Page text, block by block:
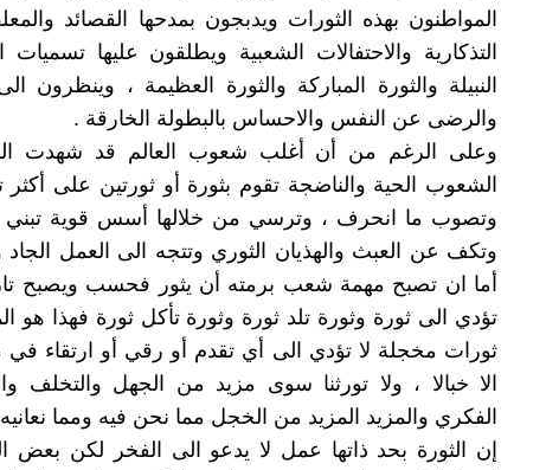
المواطنون بهذه الثورات ويدبجون بمدحها القصائد
التذكارية والاحتفالات الشعبية ويطلقون عليها تسميات
النبيلة والثورة المباركة والثورة العظيمة ، وينظرون
والرضى عن النفس والاحساس بالبطولة الخارقة .
وعلى الرغم من أن أغلب شعوب العالم قد شهدت
الشعوب الحية والناضجة تقوم بثورة أو ثورتين على
وتصوب ما انحرف ، وترسي من خلالها أسس قوية تبني
وتكف عن العبث والهذيان الثوري وتتجه الى العمل الجاد
أما ان تصبح مهمة شعب برمته أن يثور فحسب ويصبح
تؤدي الى ثورة وثورة تلد ثورة وثورة تأكل ثورة فهذا
ثورات مخجلة لا تؤدي الى أي تقدم أو رقي أو ارتقاء في
الا خبالا ، ولا تورثنا سوى مزيد من الجهل والتخلف
الفكري والمزيد المزيد من الخجل مما نحن فيه ومما
إن الثورة بحد ذاتها عمل لا يدعو الى الفخر لكن بعض